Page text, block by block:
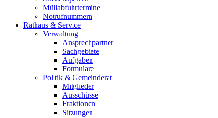
Müllabfuhrtermine
Notrufnummern
Rathaus & Service
Verwaltung
Ansprechpartner
Sachgebiete
Aufgaben
Formulare
Politik & Gemeinderat
Mitglieder
Ausschüsse
Fraktionen
Sitzungen